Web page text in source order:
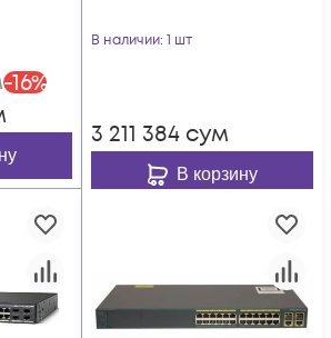
-16%
В наличии: 1 шт
3 211 384 сум
В корзину